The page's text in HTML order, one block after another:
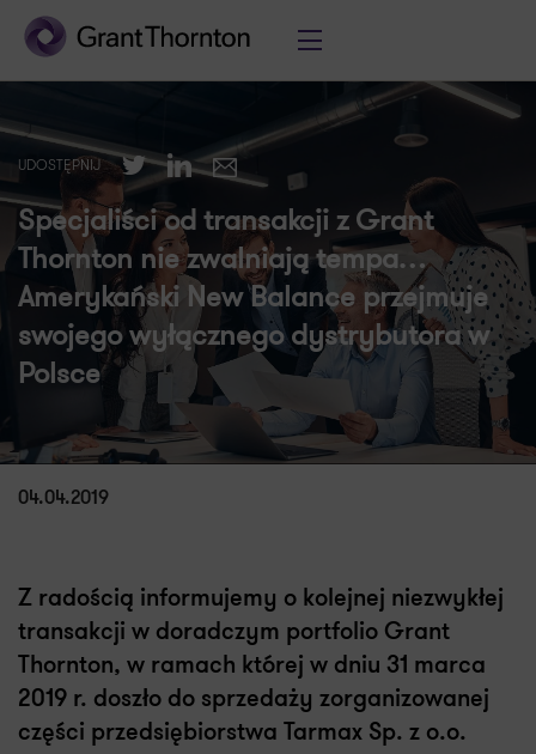
UDOSTĘPNIJ TwitterLinkedIn
E-mail
Specjaliści od transakcji z Grant
Thornton nie zwalniają tempa…
Amerykański New Balance przejmuje
swojego wyłącznego dystrybutora w
Polsce
04.04.2019
Z radością informujemy o kolejnej niezwykłej
transakcji w doradczym portfolio Grant
Thornton, w ramach której w dniu 31 marca
2019 r. doszło do sprzedaży zorganizowanej
części przedsiębiorstwa Tarmax Sp. z o.o.